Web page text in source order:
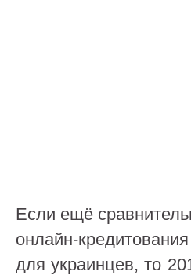
Если ещё
онлайн-
для украинцев, то